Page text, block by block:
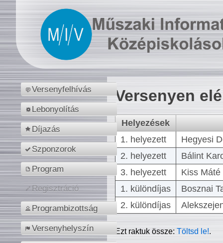
Versenyfelhívás
Lebonyolítás
Díjazás
Szponzorok
Program
Regisztráció
Programbizottság
Versenyhelyszín
Versenyen
Helyezések
1. helyezett
Hegyesi
2. helyezett
Bálint
3. helyezett
Kiss
1. különdíjas
Bosznai
2. különdíjas
Ezt raktuk össze:Töltsd le!.